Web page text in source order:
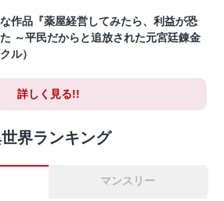
作品『薬屋経営してみたら、利益が恐
～平民だからと追放された元宮廷錬金
ル）
詳しく見る!!
界ランキング
マンスリー